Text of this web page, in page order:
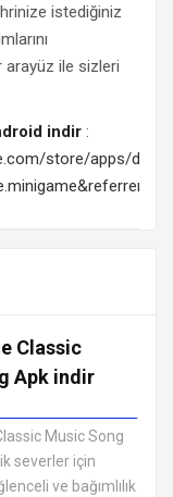
istediğiniz
arayüz ile sizleri
indir:
store/apps/
Classic
Apk indir
APK OYUNLARI
Music Song
severler için
ve bağımlılık